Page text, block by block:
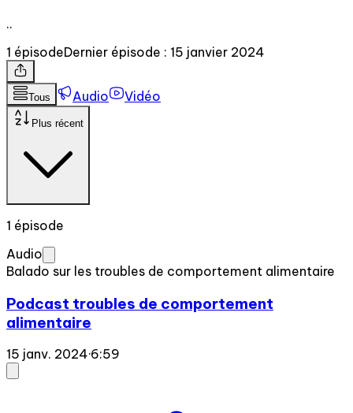
..
1 épisodeDernier épisode : 15 janvier 2024
Tous Audio Vidéo
Plus récent
1 épisode
Audio
Balado sur les troubles de comportement alimentaire
Podcast troubles de comportement
alimentaire
15 janv. 2024·6:59